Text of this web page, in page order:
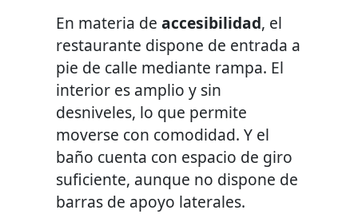
En materia deaccesibilidad, el
restaurante dispone de entrada a
pie de calle mediante rampa. El
interior es amplio y sin
desniveles, lo que permite
moverse con comodidad. Y el
baño cuenta con espacio de giro
suficiente, aunque no dispone de
barras de apoyo laterales.